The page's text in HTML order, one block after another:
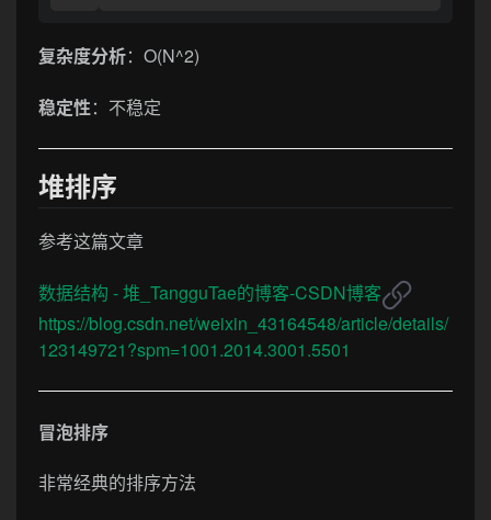
复杂度分析：O(N^2)
稳定性：不稳定
堆排序
参考这篇文章
数据结构 - 堆_TangguTae的博客-CSDN博客
https://blog.csdn.net/weixin_43164548/article/details/
123149721?spm=1001.2014.3001.5501
冒泡排序
非常经典的排序方法